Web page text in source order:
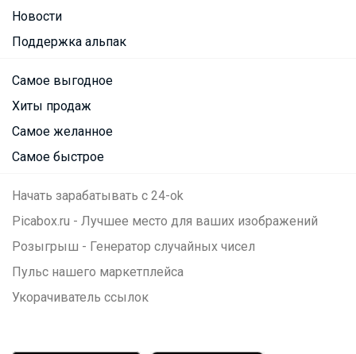
Новости
Поддержка альпак
Самое выгодное
Хиты продаж
Самое желанное
Самое быстрое
Начать зарабатывать с 24-ok
Picabox.ru - Лучшее место для ваших изображений
Розыгрыш - Генератор случайных чисел
Пульс нашего маркетплейса
Укорачиватель ссылок